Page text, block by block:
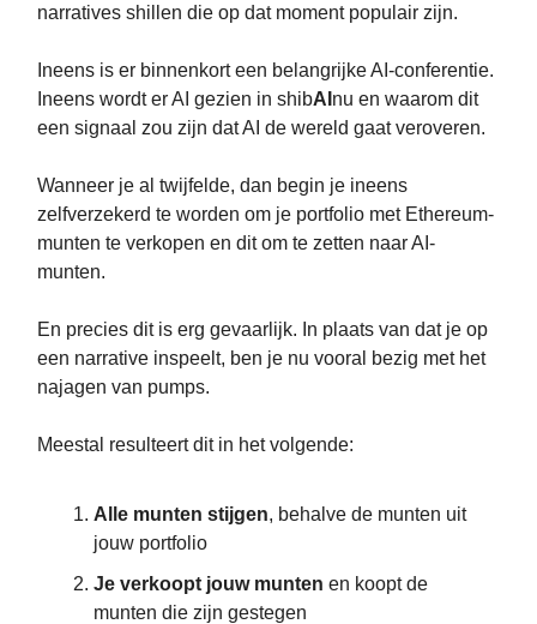
narratives shillen die op dat moment populair zijn.
Ineens is er binnenkort een belangrijke AI-conferentie.
Ineens wordt er AI gezien in shibA nu en waarom dit
een signaal zou zijn dat AI de wereld gaat veroveren.
Wanneer je al twijfelde, dan begin je ineens
zelfverzekerd te worden om je portfolio met Ethereum-
munten te verkopen en dit om te zetten naar AI-
munten.
En precies dit is erg gevaarlijk. In plaats van dat je op
een narrative inspeelt, ben je nu vooral bezig met het
najagen van pumps.
Meestal resulteert dit in het volgende:
Alle munten stijgen, behalve de munten uit
jouw portfolio
Je verkoopt jouw munten en koopt de
munten die zijn gestegen